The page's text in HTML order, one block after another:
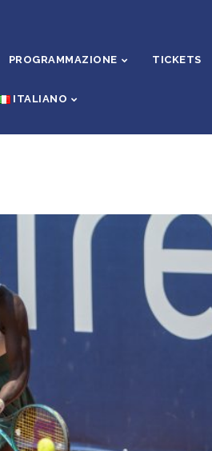
PROGRAMMAZIONE TICKETS
ITALIANO